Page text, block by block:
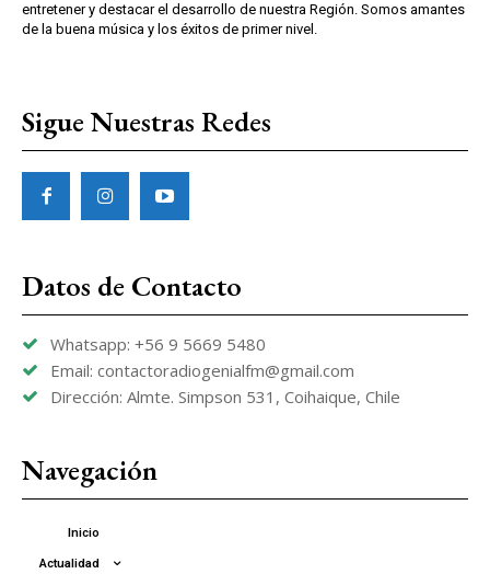
entretener y destacar el desarrollo de nuestra Región. Somos amantes
de la buena música y los éxitos de primer nivel.
Sigue Nuestras Redes
Datos de Contacto
Whatsapp: +56 9 5669 5480
Email: contactoradiogenialfm@gmail.com
Dirección: Almte. Simpson 531, Coihaique, Chile
Navegación
Inicio
Actualidad